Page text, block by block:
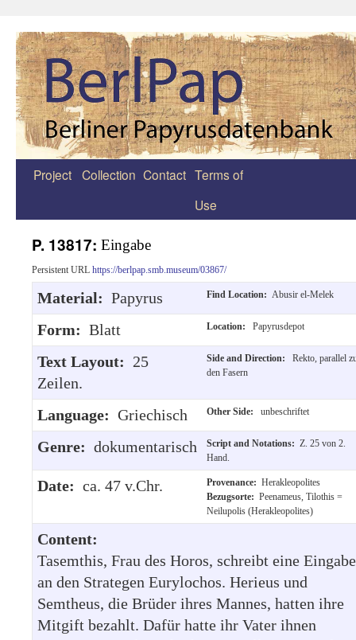
Zum
Project Collection Contact Terms of
Use
P. 13817: Eingabe
Persistent URL https://berlpap.smb.museum/03867/
Material: Papyrus Find Location: Abusir el-Melek
Form: Blatt Location: Papyrusdepot
Text Layout: 25
Zeilen.
Side and Direction:
Rekto, parallel
den Fasern
Language: Griechisch Other Side: unbeschriftet
Genre: dokumentarisch Script and Notations: Z. 25 von 2.
Hand.
Date: ca. 47 v.Chr. Provenance: Herakleopolites
Bezugsorte: Peenameus, Tilothis =
Neilupolis (Herakleopolites)
Content:
Tasemthis, Frau des Horos, schreibt eine Eingabe
an den Strategen Eurylochos. Herieus und
Semtheus, die Brüder ihres Mannes, hatten ihre
Mitgift bezahlt. Dafür hatte ihr Vater ihnen